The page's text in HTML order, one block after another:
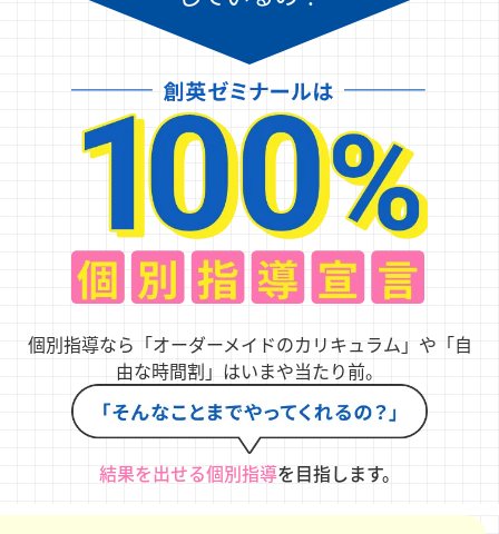
個別指導なら「オーダーメイドのカリキュラム」や「自
由な時間割」はいまや当たり前。
結果を出せる個別指導を目指します。